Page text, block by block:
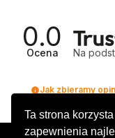
0.0
Ocena Na
Jak zbieramy
Ta strona
zapewnienia